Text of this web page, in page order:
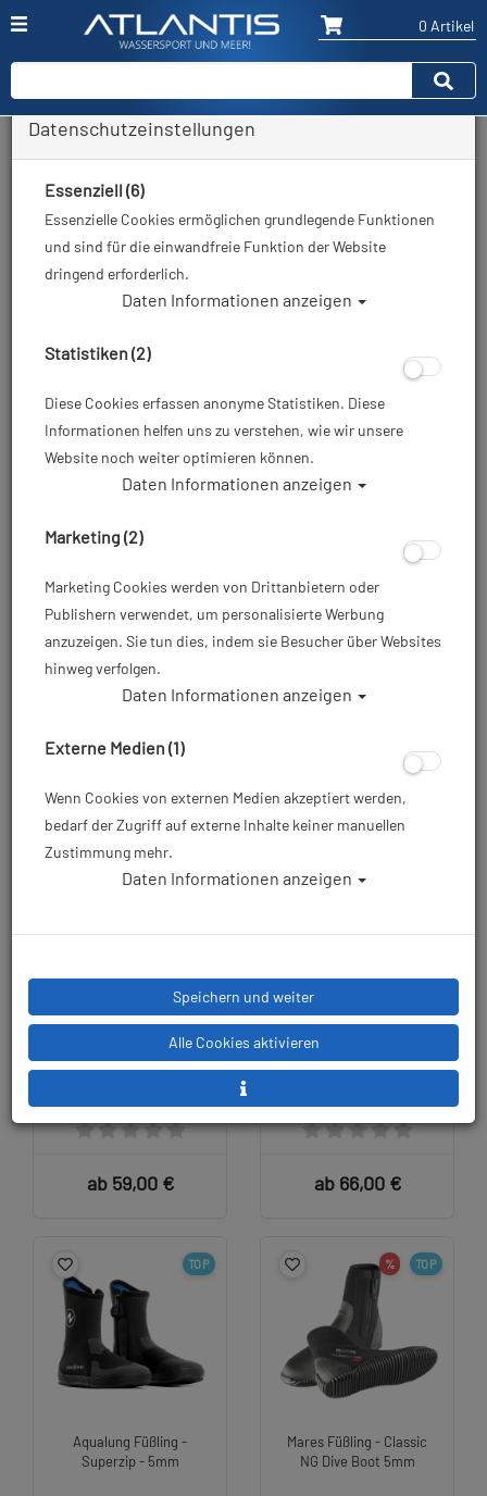
0 Artikel
Neopren - Füßlinge & Socken
Neopren Füßlinge & Neoprensocken für
Tauchen und Wassersport
Neopren FüßlingeundNeoprensocken gehören zur
wichtigen Ausrüstung vieler Taucher, Schnorchler und
Wassersportler. Sie schützen die Füße vor Kälte,
zusätzlichen Schutz vor scharfen Steinen, Muscheln
findest Du eine
große Auswahl anNeopren Füßlingen und
Tauchsockenfür verschiedene Einsatzbereiche und
Wassertemperaturen.
Urlaub oder bei Tauchgängen in heimischen Seen –
sorgen für Wärme,
Komfort und sicheren Halt in Deinen Flossen.
Auswahl löschen
Sortierung :
TOP
Atlantis - Neopren Zip
Boot - 5mm
ab 59,00 €
Waterproof - Active
Series - B50 Boot - 5mm
ab 66,00 €
TOP
Aqualung Füßling -
Superzip - 5mm
% TOP
Mares Füßling - Classic
NG Dive Boot 5mm
Datenschutzeinstellungen
Essenziell (6)
Essenzielle Cookies ermöglichen grundlegende Funktionen
und sind für die einwandfreie Funktion der Website
dringend erforderlich.
Daten Informationen anzeigen
Statistiken (2)
Diese Cookies erfassen anonyme Statistiken. Diese
Informationen helfen uns zu verstehen, wie wir unsere
Website noch weiter optimieren können.
Daten Informationen anzeigen
Marketing (2)
Marketing Cookies werden von Drittanbietern oder
Publishern verwendet, um personalisierte Werbung
anzuzeigen. Sie tun dies, indem sie Besucher über Websites
hinweg verfolgen.
Daten Informationen anzeigen
Externe Medien (1)
Wenn Cookies von externen Medien akzeptiert werden,
bedarf der Zugriff auf externe Inhalte keiner manuellen
Zustimmung mehr.
Daten Informationen anzeigen
Speichern und weiter
Alle Cookies aktivieren